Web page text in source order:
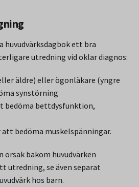
ett bra
utredning vid oklar diagnos:
äldre) eller ögonläkare (yngre
synstörning
bedöma bettdysfunktion,
bedöma muskelspänningar.
orsak bakom huvudvärken
utredning, se även separat
hos barn.